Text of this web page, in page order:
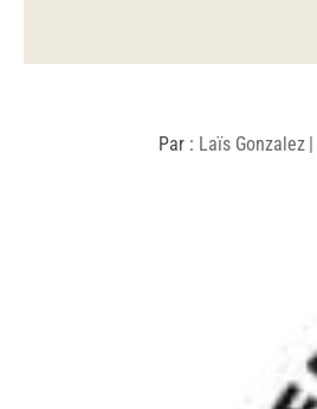
Par : Laïs Gonzalez |